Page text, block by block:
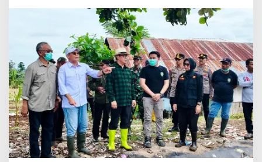
t
T
a
k
a
l
a
r
T
e
r
i
m
a